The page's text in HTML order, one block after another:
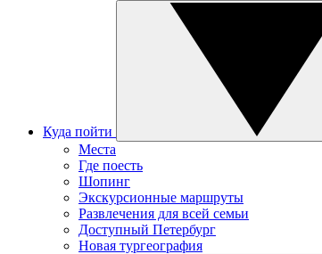
Куда пойти
Места
Где поесть
Шопинг
Экскурсионные маршруты
Развлечения для всей семьи
Доступный Петербург
Новая тургеография